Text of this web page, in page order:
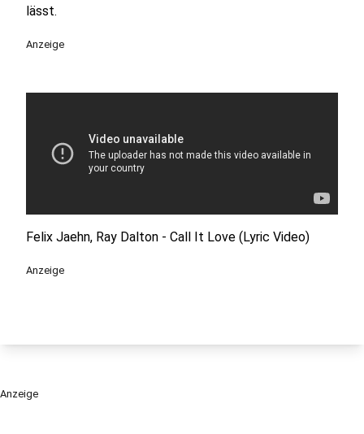
lässt.
Anzeige
Felix Jaehn, Ray Dalton - Call It Love (Lyric Video)
Anzeige
Anzeige